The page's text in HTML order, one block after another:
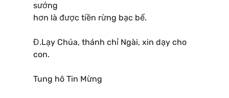
sướng
hơn là được tiền rừng bạc bể.
Đ.Lạy Chúa, thánh chỉ Ngài, xin dạy cho
con.
Tung hô Tin Mừng